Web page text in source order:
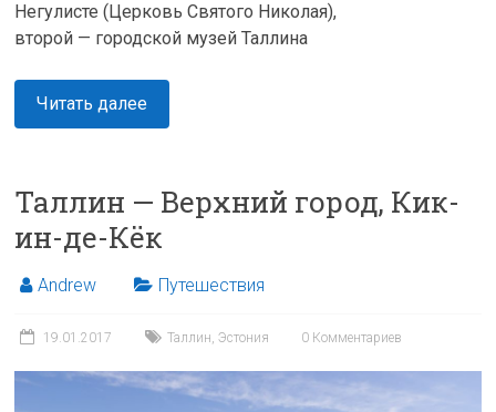
Негулисте (Церковь Святого Николая),
второй — городской музей Таллина
Читать далее
Таллин — Верхний город, Кик-
ин-де-Кёк
Andrew Путешествия
19.01.2017 Таллин,Эстония 0 Комментариев